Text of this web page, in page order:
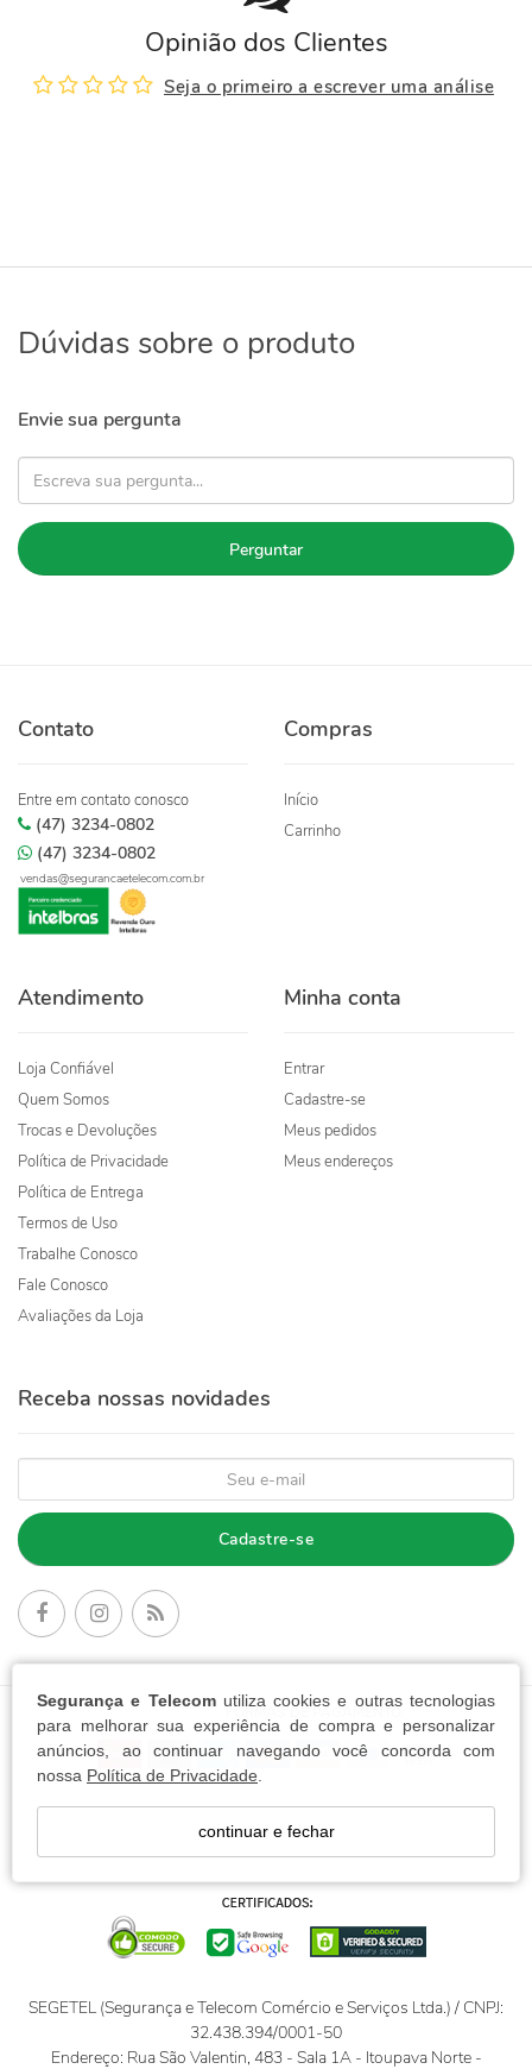
Segurança e Telecomutiliza cookies e outras tecnologias
para melhorar sua experiência de compra e personalizar
anúncios, ao continuar navegando você concorda com
nossa Política de Privacidade.
continuar e fechar
Opinião dos Clientes
Seja o primeiro a escrever uma análise
Dúvidas sobre o produto
Envie sua pergunta
Perguntar
Contato
Entre em contato conosco
(47) 3234-0802
(47) 3234-0802
vendas@segurancaetelecom.com.br
Compras
Início
Carrinho
Atendimento
Loja Confiável
Quem Somos
Trocas e Devoluções
Política de Privacidade
Política de Entrega
Termos de Uso
Trabalhe Conosco
Fale Conosco
Avaliações da Loja
Minha conta
Entrar
Cadastre-se
Meus pedidos
Meus endereços
Receba nossas novidades
Cadastre-se
FORMAS DE PAGAMENTO:
SEGETEL (Segurança e Telecom Comércio e Serviços Ltda.) / CNPJ:
32.438.394/0001-50
Endereço: Rua São Valentin, 483 - Sala 1A - Itoupava Norte -